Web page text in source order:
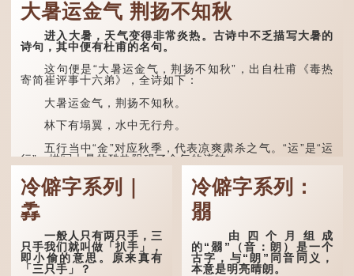
大暑运金气 荆扬不知秋
进入大暑，天气变得非常炎热。古诗中不乏描写大暑的
诗句，其中便有杜甫的名句。
这句便是“大暑运金气，荆扬不知秋”，出自杜甫《毒热
寄简崔评事十六弟》，全诗如下：
大暑运金气，荆扬不知秋。
林下有塌翼，水中无行舟。
五行当中“金”对应秋季，代表凉爽肃杀之气。“运”是“运
行”，描写大暑的酷热阻碍了金气的流转。
“荆扬”指荆州（湖北）和扬州（江苏），泛指长江中下
游地区，“...
冷僻字系列｜
掱
一般人只有两只手，三
只手我们就叫做「扒手」，
即小偷的意思。原来真有
「三只手」？
冷僻字系列：
朤
由四个月组成
的“朤”（音：朗）是一个
古字，与“朗”同音同义，
本意是明亮晴朗。